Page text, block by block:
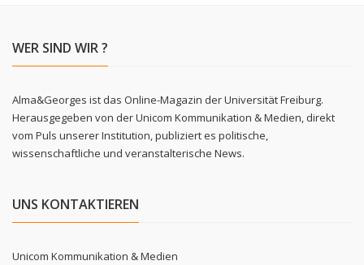
WER SIND WIR ?
Alma&Georges ist das Online-Magazin der Universität Freiburg.
Herausgegeben von der Unicom Kommunikation & Medien, direkt
vom Puls unserer Institution, publiziert es politische,
wissenschaftliche und veranstalterische News.
UNS KONTAKTIEREN
Unicom Kommunikation & Medien